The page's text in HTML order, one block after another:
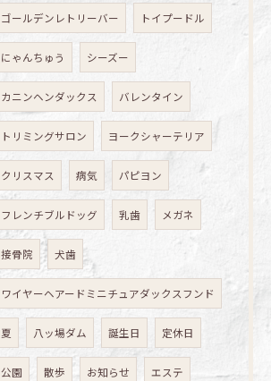
ゴールデンレトリーバー トイプードル
にゃんちゅう シーズー
カニンヘンダックス バレンタイン
トリミングサロン ヨークシャーテリア
クリスマス 病気 パピヨン
フレンチブルドッグ 乳歯 メガネ
接骨院 犬歯
ワイヤーヘアードミニチュアダックスフンド
夏 八ッ場ダム 誕生日 定休日
公園 散歩 お知らせ エステ